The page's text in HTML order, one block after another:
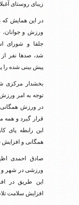
زیبای روستای
در این همایش که
ورزش و
جلفا و شورای
شد، صدها نفر
پیش بینی شده را
بخشدار مرکزی
توجه به امر
در ورزش همگانی
قرار گیرد و همه
این رابطه پای
همگانی و افزایش
صادق احمدی
ورزشی در شهر و
این طریق در
افزایش سلامت